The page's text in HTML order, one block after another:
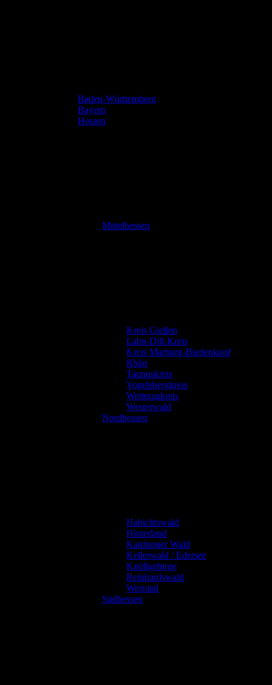
Baden-Württemberg
Bayern
Hessen
Mittelhessen
Kreis Gießen
Lahn-Dill-Kreis
Kreis Marburg-Biedenkopf
Rhön
Taunuskreis
Vogelsbergkreis
Wetteraukreis
Westerwald
Nordhessen
Habichtswald
Hinterland
Kaufunger Wald
Kellerwald / Edersee
Knüllgebirge
Reinhardswald
Werratal
Südhessen